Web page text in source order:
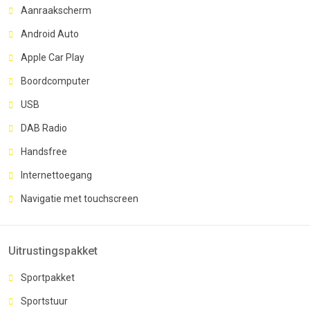
Aanraakscherm
Android Auto
Apple Car Play
Boordcomputer
USB
DAB Radio
Handsfree
Internettoegang
Navigatie met touchscreen
Uitrustingspakket
Sportpakket
Sportstuur